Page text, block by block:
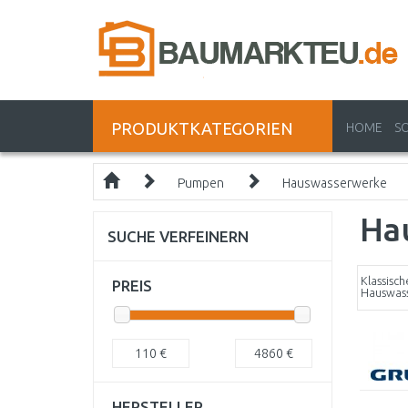
PRODUKTKATEGORIEN HOME
Pumpen Hauswasserwerke
SUCHE VERFEINERN
PREIS
110 € 4860 €